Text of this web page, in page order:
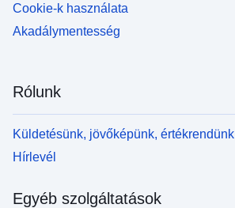
Cookie-k használata
Akadálymentesség
Rólunk
Küldetésünk, jövőképünk, értékrendünk
Hírlevél
Egyéb szolgáltatások